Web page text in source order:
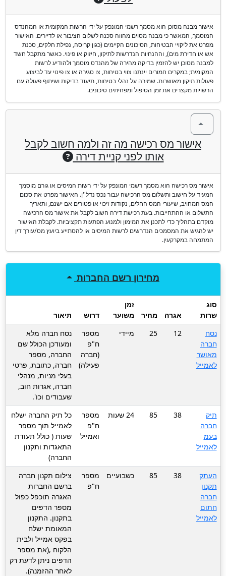
אישור מבנה מסוכן הוא מסמך רשמי המונפק על ידי הרשות המקומית או המהנדס
המוסמך, המאשר כי מבנה מסוים מהווה סכנה לשלום הציבור או לדיירים. האישור
מפרט את ליקויי הבטיחות, הסיכונים הקיימים (כגון קריסה, נפילת חלקים, סכנת
אש או חדירת מים), וההנחיות הנדרשות לתיקון, חיזוק או פינוי. כאשר מתקבל חשד
למבנה מסוכן יש להזמין בדיקה מהירה של מהנדס מוסמך ולהודיע לרשות
המקומית; במקרים חמורים יינתנו צווי בטיחות, צו סגירה או צו פינוי עד לביצוע
פעולות תיקון מאושרות. שמירה על נהלי בטיחות, תיעוד בדיקות ושיתוף פעולה עם
הרשויות מקצרים את זמן הטיפול ומפחיתים סיכונים.
אישור מס רכישה מה זה ולמה חשוב לקבל
אותו לפני קניית דירה
אישור מס רכישה הוא מסמך רשמי המונפק על ידי רשות המיסים או גורם מוסמך
המעיד על חישוב ותשלום מס הרכישה עבור נכס נדל''ן. האישור מפרט את סכום
המס המחויב, שיעורי המס החלים, נקודות זיכוי או פטורים אם ישנם, ותאריך
התשלום או ההתחייבות. בעת רכישת דירה חשוב לקבל את אישור מס הרכישה
מוקדם בתהליך כדי לתכנן את המימון ולמנוע הפתעות תקציביות. לקבלת האישור
יש להגיש את המסמכים הנדרשים לרשות המיסים או להסתייע ביועץ מס/עורך דין
המתמחה במקרקעין.
מחירון רשם החברות
סוג
שרות
אגרה מחיר
זמן
משוער
דרוש
תיאור
נסח
חברה
מאושר
לאמייל
12
25 מיידי
מספר
ח"פ
(חברה
פעילה)
נסח חברה מלא
ומעודכן הכולל שם
החברה, מספר
חברה, כתובת, פרטי
בעלי מניות, מנהלי
חברה, אגרות חוב,
שעבודים וכו'.
תיק
חברה
בעמ
לאמייל
38
85 24 שעות
מספר
ח"פ
ואמייל
כל תיק החברה ישלח
לאמייל תוך מספר
שעות ( כולל תעודת
התאגדות ותקנון
החברה)
העתק
תקנון
חברה
חתום
לאמייל
38
85 כשבועיים
מספר
ח"פ
צילום תקנון חברה
ברשם החברות
האגרה תוכפל כפול
מספר הדפים
בתקנון. התקנון
המאומת ישלח
בפקס אמייל ולבית
הלקוח ,(את מספר
הדפים ניתן לדעת רק
לאחר ההזמנה).